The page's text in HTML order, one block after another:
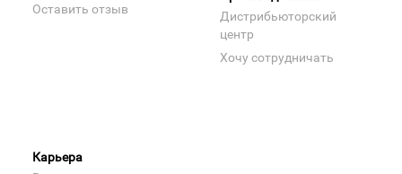
Оставить отзыв
Дистрибьюторский
центр
Хочу сотрудничать
Карьера